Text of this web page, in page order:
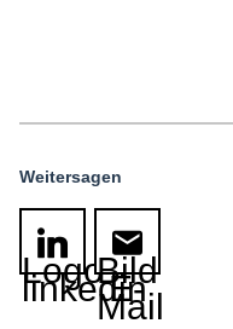
Weitersagen
Logo
linkedin
Bild
E-
Mail